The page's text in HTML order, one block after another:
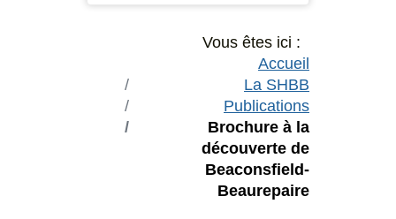
Vous êtes ici :
Accueil
La SHBB
Publications
Brochure à la
découverte de
Beaconsfield-
Beaurepaire